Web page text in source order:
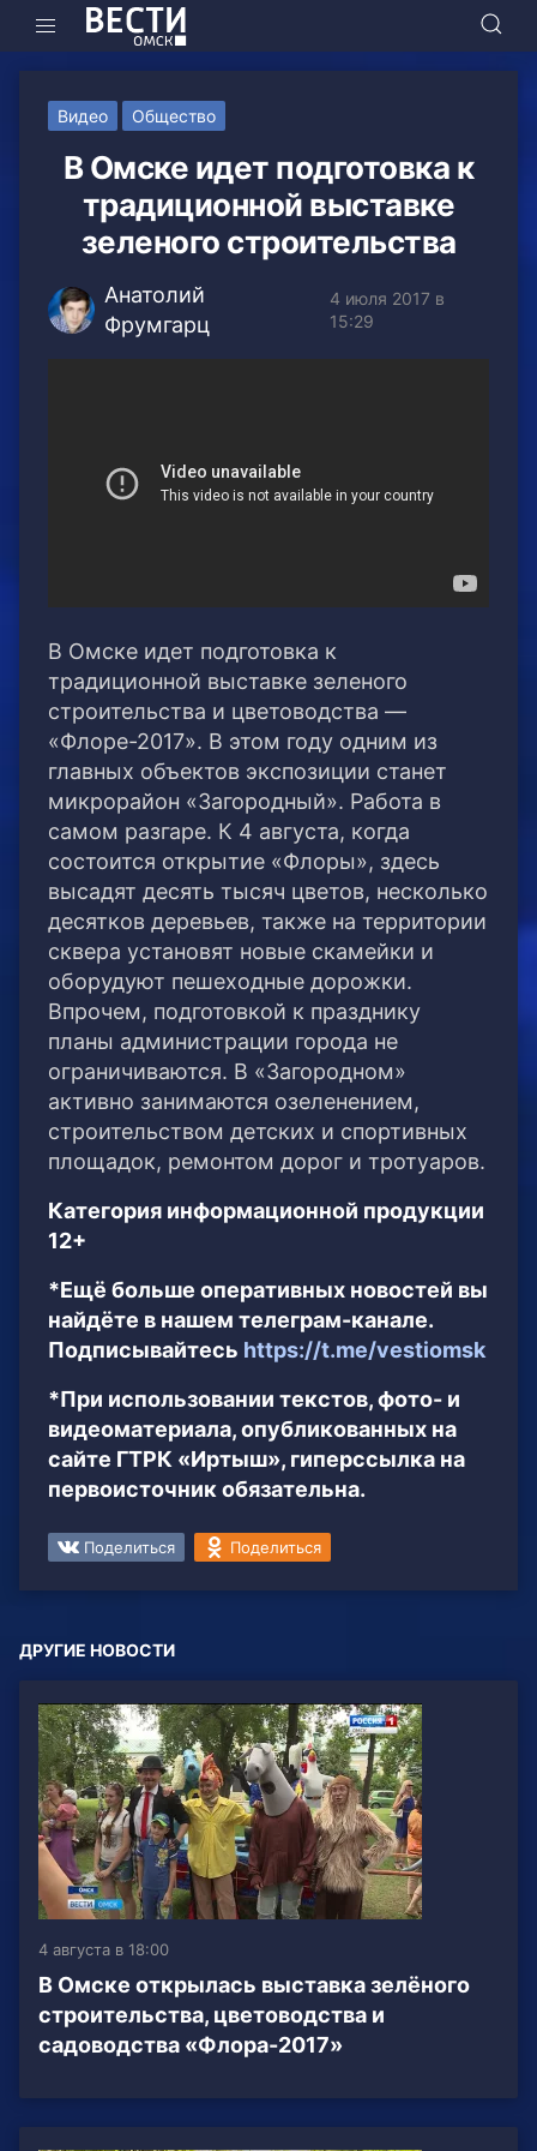
Видео Общество
В Омске идет подготовка к
традиционной выставке
зеленого строительства
Анатолий
Фрумгарц
4 июля 2017 в
15:29
В Омске идет подготовка к
традиционной выставке зеленого
строительства и цветоводства —
«Флоре-2017». В этом году одним из
главных объектов экспозиции станет
микрорайон «Загородный». Работа в
самом разгаре. К 4 августа, когда
состоится открытие «Флоры», здесь
высадят десять тысяч цветов, несколько
десятков деревьев, также на территории
сквера установят новые скамейки и
оборудуют пешеходные дорожки.
Впрочем, подготовкой к празднику
планы администрации города не
ограничиваются. В «Загородном»
активно занимаются озеленением,
строительством детских и спортивных
площадок, ремонтом дорог и тротуаров.
Категория информационной продукции
12+
*Ещё больше оперативных новостей вы
найдёте в нашем телеграм-канале.
Подписывайтесь https://t.me/vestiomsk
*При использовании текстов, фото- и
видеоматериала, опубликованных на
сайте ГТРК «Иртыш», гиперссылка на
первоисточник обязательна.
Поделиться Поделиться
ДРУГИЕ НОВОСТИ
4 августа в 18:00
В Омске открылась выставка зелёного
строительства, цветоводства и
садоводства «Флора-2017»